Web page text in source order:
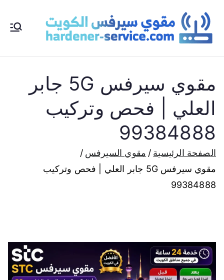
المحتوى
مق
و
س
س
ت
راوتر
مقوي سيرفس 5G جابر
العلي | فحص وتركيب
99384888
الصفحة الرئيسية
مقوي السيرفس
مقوي سيرفس 5G جابر العلي | فحص وتركيب
99384888